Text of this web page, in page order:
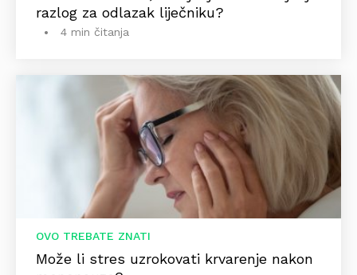
razlog za odlazak liječniku?
4 min čitanja
OVO TREBATE ZNATI
Može li stres uzrokovati krvarenje nakon